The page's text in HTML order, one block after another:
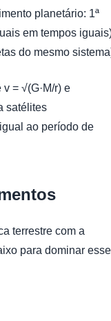
planetário: 1ª
em tempos
do mesmo
= √(G·M/r) e
satélites
ao período de
terrestre com a
para dominar esse